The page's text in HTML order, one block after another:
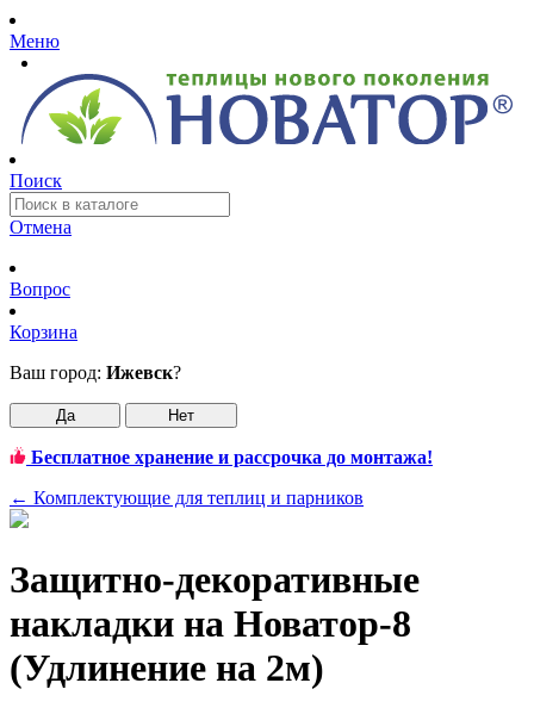
Меню
Поиск
Отмена
Вопрос
Корзина
Ваш город: Ижевск?
Да Нет
Бесплатное хранение и рассрочка до монтажа!
← Комплектующие для теплиц и парников
Защитно-декоративные
накладки на Новатор-8
(Удлинение на 2м)